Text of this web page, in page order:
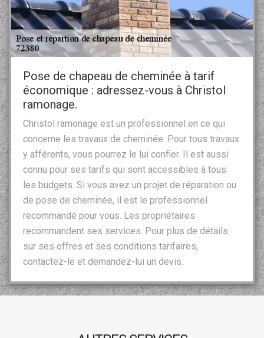
Pose de chapeau de cheminée à tarif
économique : adressez-vous à Christol
ramonage.
Christol ramonage est un professionnel en ce qui
concerne les travaux de cheminée. Pour tous travaux
y afférents, vous pourrez le lui confier. Il est aussi
connu pour ses tarifs qui sont accessibles à tous
les budgets. Si vous avez un projet de réparation ou
de pose de cheminée, il est le professionnel
recommandé pour vous. Les propriétaires
recommandent ses services. Pour plus de détails
sur ses offres et ses conditions tarifaires,
contactez-le et demandez-lui un devis.